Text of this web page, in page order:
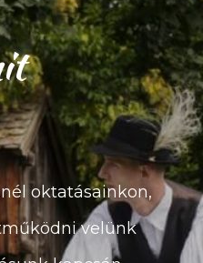
oktatásainkon,
velünk